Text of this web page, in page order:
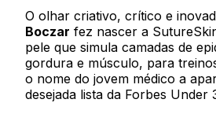
O olhar criativo, crítico e
Boczar fez nascer a
pele que simula camadas de
gordura e músculo, para
o nome do jovem médico a
desejada lista da Forbes Under